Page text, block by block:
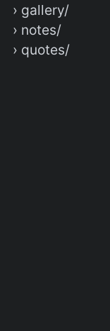
› gallery/
› notes/
› quotes/